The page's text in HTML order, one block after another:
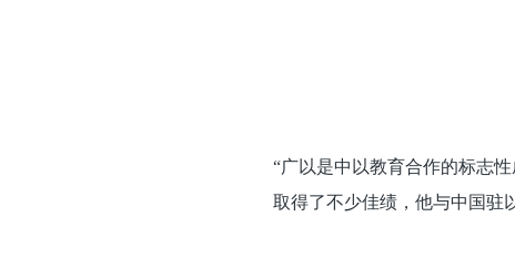
“广以是中以教育合作的标志
取得了不少佳绩，他与中国驻